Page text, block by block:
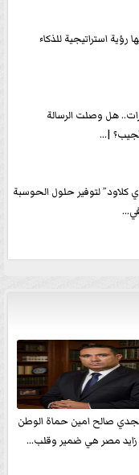
رؤية استراتيجية للذكاء
هل وصلت الرسالة
|...
كلاود” لتوفير حلول الحوسبة
صالح امين حماة الوطن
زايد مصر هي ضمير وقلب...